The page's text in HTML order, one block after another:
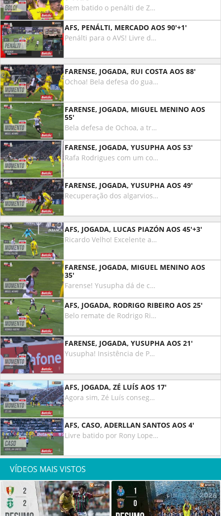
Bem batido o penálti de Zé Luís, bola à meia-altura, Ricardo Velho ainda adivinhou o lado mas não conseguiu defender!
AFS, PENÁLTI, MERCADO AOS 90'+1'
Penálti para o AVS! Livre de Piazon, Ricardo Velho faz-se à bola e atinge John Mercado. O AVS fica a pedir penálti, o árbitro inicialmente manda seguir, mas alertado pelo VAR vai ver as imagens e assinala o castigo máximo!
FARENSE, JOGADA, RUI COSTA AOS 88'
Ochoa! Bela defesa do guardião mexicano, a conseguir esticar-se e afastar o remate cruzado de Rui Costa!
FARENSE, JOGADA, MIGUEL MENINO AOS
55'
Bela defesa de Ochoa, a travar o remate de Menino!
FARENSE, JOGADA, YUSUPHA AOS 53'
Rafa Rodrigues com um corte providencial, a impedir o golo de Rony Lopes! Cruzamento de Yusupha na esquerda, Rony Lopes ao segundo poste pronto para encostar, o lateral avense ganha a frente e tira o pão da boca ao adversário.
FARENSE, JOGADA, YUSUPHA AOS 49'
Recuperação dos algarvios, Tomané entrega a Yusupha, remate intencional do nigeriano, falhou o alvo por pouco!
AFS, JOGADA, LUCAS PIAZÓN AOS 45'+3'
Ricardo Velho! Excelente a combinação entre Zé Luís e Piazon, o brasileiro remata já na área, mas o guarda-redes do Farense nega o golo com a perna.
FARENSE, JOGADA, MIGUEL MENINO AOS
35'
Farense! Yusupha dá de calcanhar para Poloni que cruza para a área. Na tentativa de cortar, Rafa Rodrigues acaba por assistir Menino, remate de primeira para defesa de Ochoa!
AFS, JOGADA, RODRIGO RIBEIRO AOS 25'
Belo remate de Rodrigo Ribeiro, depois de cruzamento de John Mercado, dominou com o pé esquerdo, atirou com o direito, a bola saiu perto da baliza de Ricardo Velho!
FARENSE, JOGADA, YUSUPHA AOS 21'
Yusupha! Insistência de Poloni, a levantar para a zona do primeiro poste onde o nigeriano cabeceia à baliza, atirou ligeiramente por cima.
AFS, JOGADA, ZÉ LUÍS AOS 17'
Agora sim, Zé Luís consegue cabecear na direção da baliza do Farense, Ricardo Velho agarra!
AFS, CASO, ADERLLAN SANTOS AOS 4'
Livre batido por Rony Lopes, Cláudio Falcão de cabeça a colocar no meio, alívio da defesa do AVS. A bola sobra para a recarga de Menino, acertou em Aderllan Santos, o árbitro diz que não há nada e segue jogo.
VÍDEOS MAIS VISTOS